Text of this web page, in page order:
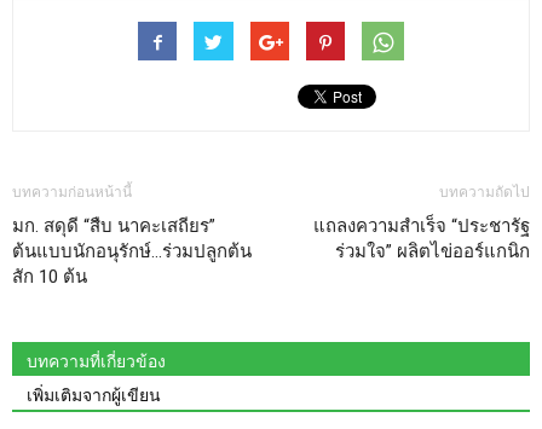
บทความก่อนหน้านี้
มก. สดุดี “สืบ นาคะเสถียร”
ต้นแบบนักอนุรักษ์…ร่วมปลูกต้น
สัก 10 ต้น
บทความถัดไป
แถลงความสำเร็จ “ประชารัฐ
ร่วมใจ” ผลิตไข่ออร์แกนิก
บทความที่เกี่ยวข้อง
เพิ่มเติมจากผู้เขียน